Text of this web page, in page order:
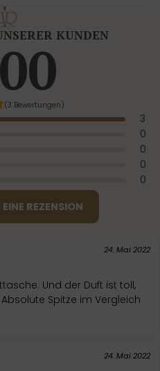
KUNDEN
(3 Bewertungen)
3
0
0
0
0
REZENSION
24. Mai 2022
Und der Duft ist toll,
Spitze im Vergleich
24. Mai 2022